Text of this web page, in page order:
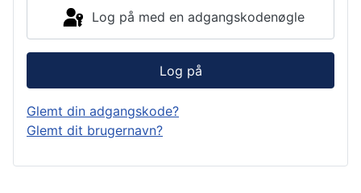
Log på med en adgangskodenøgle
Log på
Glemt din adgangskode?
Glemt dit brugernavn?